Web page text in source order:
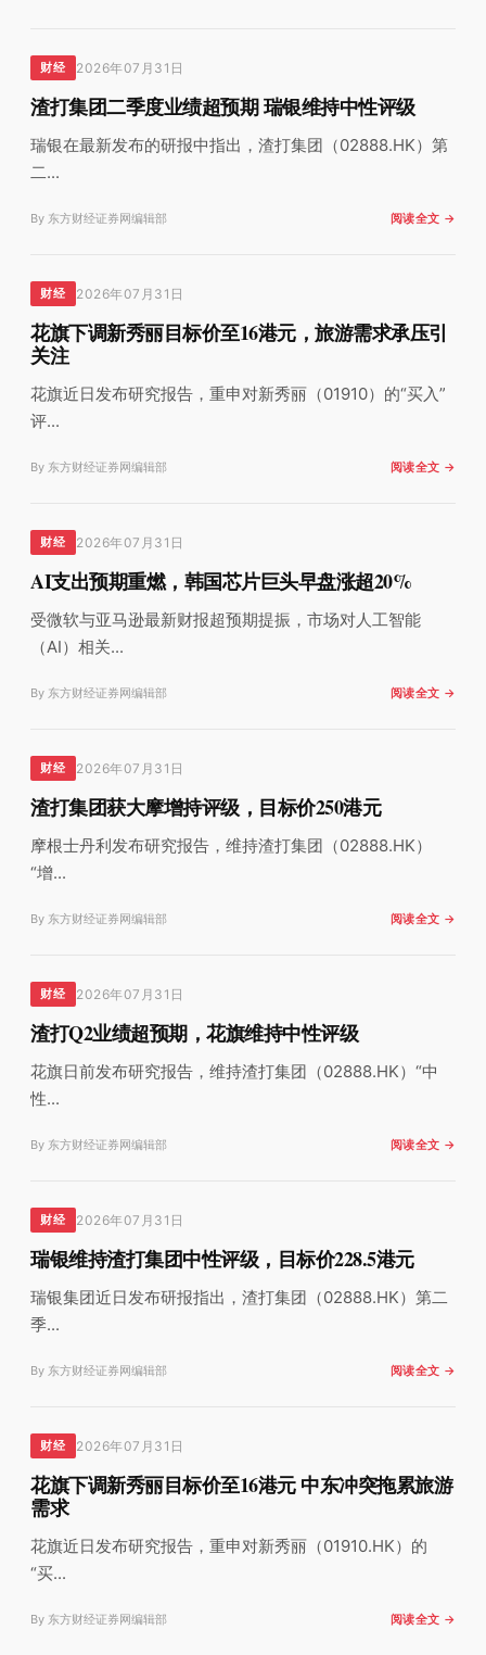
财经 2026年07月31日
渣打集团二季度业绩超预期 瑞银维持中性评级
瑞银在最新发布的研报中指出，渣打集团（02888.HK）第
二...
By 东方财经证券网编辑部 阅读全文 →
财经 2026年07月31日
花旗下调新秀丽目标价至16港元，旅游需求承压引
关注
花旗近日发布研究报告，重申对新秀丽（01910）的“买入”
评...
By 东方财经证券网编辑部 阅读全文 →
财经 2026年07月31日
AI支出预期重燃，韩国芯片巨头早盘涨超20%
受微软与亚马逊最新财报超预期提振，市场对人工智能
（AI）相关...
By 东方财经证券网编辑部 阅读全文 →
财经 2026年07月31日
渣打集团获大摩增持评级，目标价250港元
摩根士丹利发布研究报告，维持渣打集团（02888.HK）
“增...
By 东方财经证券网编辑部 阅读全文 →
财经 2026年07月31日
渣打Q2业绩超预期，花旗维持中性评级
花旗日前发布研究报告，维持渣打集团（02888.HK）“中
性...
By 东方财经证券网编辑部 阅读全文 →
财经 2026年07月31日
瑞银维持渣打集团中性评级，目标价228.5港元
瑞银集团近日发布研报指出，渣打集团（02888.HK）第二
季...
By 东方财经证券网编辑部 阅读全文 →
财经 2026年07月31日
花旗下调新秀丽目标价至16港元 中东冲突拖累旅游
需求
花旗近日发布研究报告，重申对新秀丽（01910.HK）的
“买...
By 东方财经证券网编辑部 阅读全文 →